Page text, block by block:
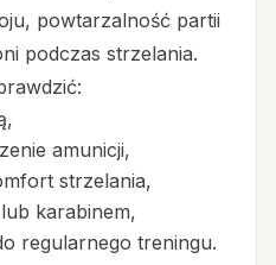
powtarzalność partii
podczas strzelania.
amunicji,
strzelania,
karabinem,
regularnego treningu.